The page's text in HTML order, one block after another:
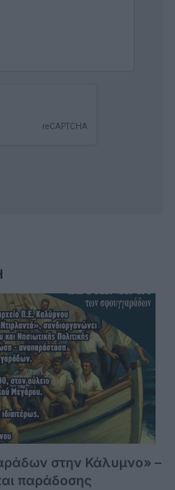
στην Κάλυμνο» –
παράδοσης